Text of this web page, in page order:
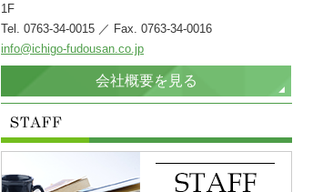
1F
Tel. 0763-34-0015 ／ Fax. 0763-34-0016
info@ichigo-fudousan.co.jp
会社概要を見る